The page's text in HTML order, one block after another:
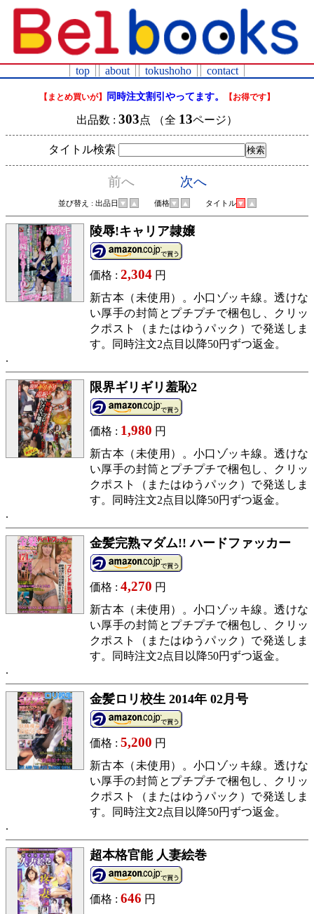
top about tokushoho contact
【まとめ買いが】 同時注文割引やってます。 【お得です】
出品数 : 303点 （全 13ページ）
タイトル検索
前へ 次へ
並び替え : 出品日 ▼ ▲ 価格 ▼ ▲ タイトル ▼ ▲
陵辱!キャリア隷嬢
価格 : 2,304 円
新古本（未使用）。小口ゾッキ線。透けな
い厚手の封筒とプチプチで梱包し、クリッ
クポスト（またはゆうパック）で発送しま
す。同時注文2点目以降50円ずつ返金。
限界ギリギリ羞恥2
価格 : 1,980 円
新古本（未使用）。小口ゾッキ線。透けな
い厚手の封筒とプチプチで梱包し、クリッ
クポスト（またはゆうパック）で発送しま
す。同時注文2点目以降50円ずつ返金。
金髪完熟マダム!! ハードファッカー
価格 : 4,270 円
新古本（未使用）。小口ゾッキ線。透けな
い厚手の封筒とプチプチで梱包し、クリッ
クポスト（またはゆうパック）で発送しま
す。同時注文2点目以降50円ずつ返金。
金髪ロリ校生 2014年 02月号
価格 : 5,200 円
新古本（未使用）。小口ゾッキ線。透けな
い厚手の封筒とプチプチで梱包し、クリッ
クポスト（またはゆうパック）で発送しま
す。同時注文2点目以降50円ずつ返金。
超本格官能 人妻絵巻
価格 : 646 円